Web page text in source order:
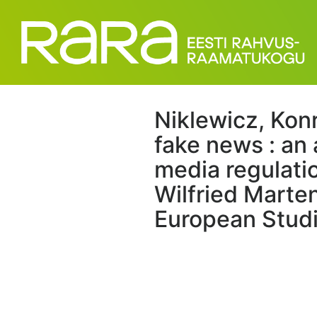
Niklewicz,
fake news :
media
Wilfried
European